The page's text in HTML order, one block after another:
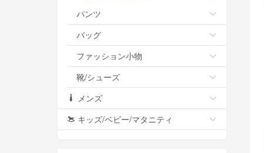
パンツ
バッグ
ファッション小物
靴/シューズ
メンズ
キッズ/ベビー/マタニティ